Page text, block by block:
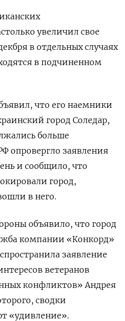
увеличил свое
в отдельных случаях
в подчиненном
что его наемники
город Соледар,
больше
опровергло заявления
и сообщило, что
город,
в него.
объявило, что город
компании «Конкорд»
заявление
ветеранов
конфликтов» Андрея
сводки
«удивление».